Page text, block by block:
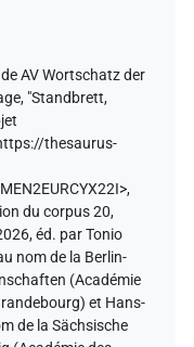
AV Wortschatz der
, "Standbrett,
thesaurus-
,
du corpus 20,
éd. par Tonio
nom de la Berlin-
(Académie
et Hans-
de la Sächsische